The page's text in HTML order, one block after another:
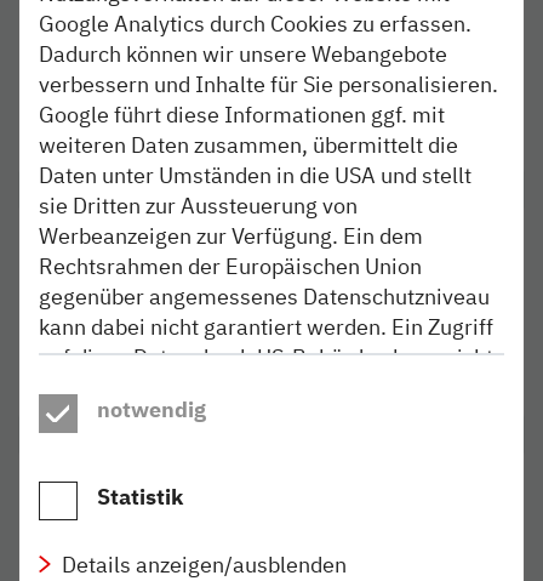
Entdecke das nordbahn-Land
Los geht's
ÜBER DEN BLOG
Kurz vorgestellt:
Blog & Autoren-Team
TAGCLOUD
Google Analytics durch Cookies zu erfassen.
Dadurch können wir unsere Webangebote
verbessern und Inhalte für Sie personalisieren.
Google führt diese Informationen ggf. mit
weiteren Daten zusammen, übermittelt die
Daten unter Umständen in die USA und stellt
sie Dritten zur Aussteuerung von
Werbeanzeigen zur Verfügung. Ein dem
Rechtsrahmen der Europäischen Union
gegenüber angemessenes Datenschutzniveau
kann dabei nicht garantiert werden. Ein Zugriff
auf diese Daten durch US-Behörden kann nicht
ausgeschlossen werden. Weitere
Informationen finden Sie in unseren
notwendig
Statistik
Details anzeigen/ausblenden